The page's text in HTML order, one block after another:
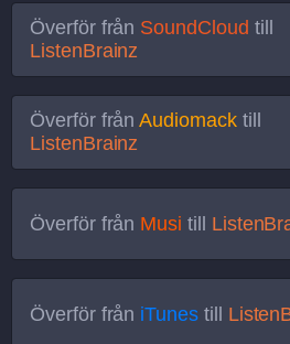
Överför från SoundCloud till
ListenBrainz
Överför frånAudiomacktill
ListenBrainz
Överför från Musi till
Överför från iTunes till